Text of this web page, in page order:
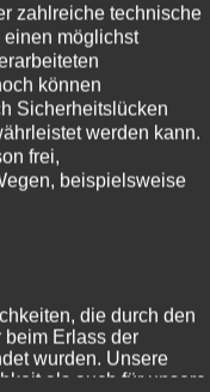
zahlreiche technische
einen möglichst
können
Sicherheitslücken
werden kann.
frei,
beispielsweise
die durch den
beim Erlass der
wurden. Unsere
als auch für unsere